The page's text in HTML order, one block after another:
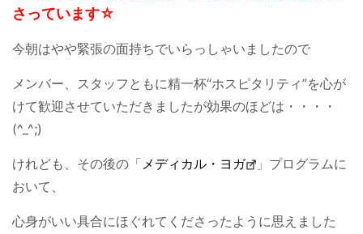
さっています☆
今朝はやや緊張の面持ちでいらっしゃいましたので
メンバー、スタッフともに精一杯“ホスピタリティ”を心が
けて歓迎させていただきましたが効果のほどは・・・・
(^_^;)
けれども、その後の「 メディカル・ヨガ
」プログラムに
おいて、
心身がいい具合にほぐれてくださったように思えました